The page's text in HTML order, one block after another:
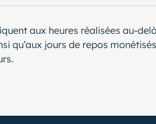
aux heures réalisées au-
qu’aux jours de repos